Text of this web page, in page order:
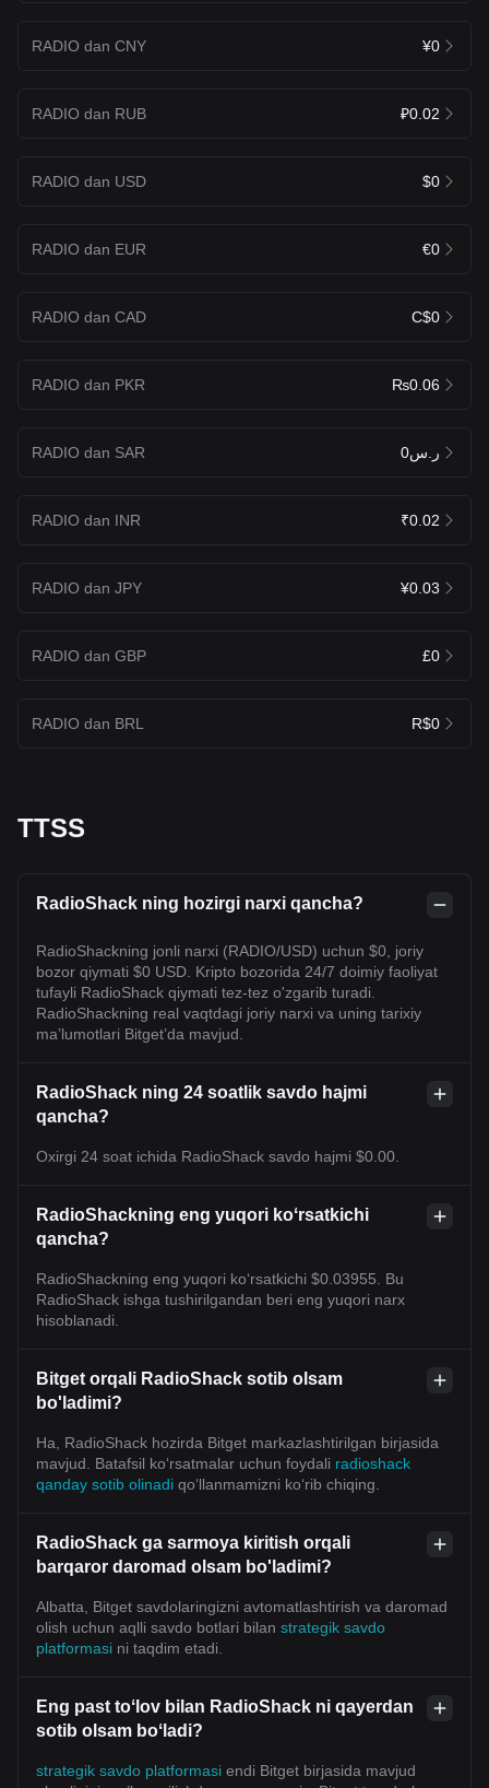
RADIO dan CNY ¥0
RADIO dan RUB ₽0.02
RADIO dan USD $0
RADIO dan EUR €0
RADIO dan CAD C$0
RADIO dan PKR ₨0.06
RADIO dan SAR ر.س0
RADIO dan INR ₹0.02
RADIO dan JPY ¥0.03
RADIO dan GBP £0
RADIO dan BRL R$0
TTSS
RadioShack ning hozirgi narxi qancha?
RadioShackning jonli narxi (RADIO/USD) uchun $0, joriy
bozor qiymati $0 USD. Kripto bozorida 24/7 doimiy faoliyat
tufayli RadioShack qiymati tez-tez o'zgarib turadi.
RadioShackning real vaqtdagi joriy narxi va uning tarixiy
maʼlumotlari Bitget’da mavjud.
RadioShack ning 24 soatlik savdo hajmi
qancha?
Oxirgi 24 soat ichida RadioShack savdo hajmi $0.00.
RadioShackning eng yuqori koʻrsatkichi
qancha?
RadioShackning eng yuqori ko‘rsatkichi $0.03955. Bu
RadioShack ishga tushirilgandan beri eng yuqori narx
hisoblanadi.
Bitget orqali RadioShack sotib olsam
bo'ladimi?
Ha, RadioShack hozirda Bitget markazlashtirilgan birjasida
mavjud. Batafsil koʻrsatmalar uchun foydali radioshack
qanday sotib olinadi qoʻllanmamizni koʻrib chiqing.
RadioShack ga sarmoya kiritish orqali
barqaror daromad olsam bo'ladimi?
Albatta, Bitget savdolaringizni avtomatlashtirish va daromad
olish uchun aqlli savdo botlari bilan strategik savdo
platformasi ni taqdim etadi.
Eng past toʻlov bilan RadioShack ni qayerdan
sotib olsam boʻladi?
strategik savdo platformasi endi Bitget birjasida mavjud